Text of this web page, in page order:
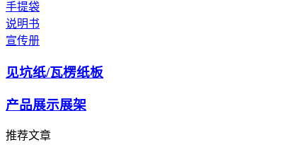
手提袋
说明书
宣传册
见坑纸/瓦楞纸板
产品展示展架
推荐文章